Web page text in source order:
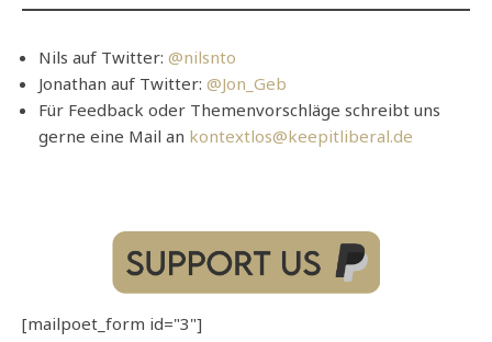
Nils auf Twitter: @nilsnto
Jonathan auf Twitter: @Jon_Geb
Für Feedback oder Themenvorschläge schreibt uns
gerne eine Mail an kontextlos@keepitliberal.de
[mailpoet_form id="3"]